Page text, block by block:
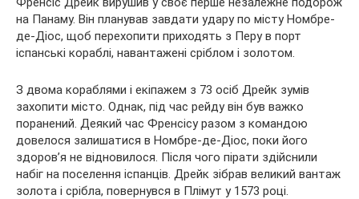
на Панаму. Він планував завдати удару по місту Номбре-
де-Діос, щоб перехопити приходять з Перу в порт
іспанські кораблі, навантажені сріблом і золотом.
З двома кораблями і екіпажем з 73 осіб Дрейк зумів
захопити місто. Однак, під час рейду він був важко
поранений. Деякий час Френсісу разом з командою
довелося залишатися в Номбре-де-Діос, поки його
здоров’я не відновилося. Після чого пірати здійснили
набіг на поселення іспанців. Дрейк зібрав великий вантаж
золота і срібла, повернувся в Плімут у 1573 році.